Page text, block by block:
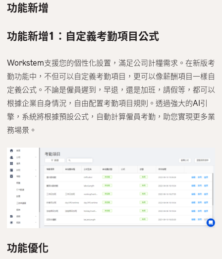
功能新增
功能新增1：自定義考勤項目公式
Workstem支援您的個性化設置，滿足公司計糧需求。在新版考
勤功能中，不但可以自定義考勤項目，更可以像薪酬項目一樣自
定義公式。不論是僱員遲到，早退，還是加班，請假等，都可以
根據企業自身情況，自由配置考勤項目規則。透過強大的AI引
擎，系統將根據預設公式，自動計算僱員考勤，助您實現更多業
務場景。
功能優化